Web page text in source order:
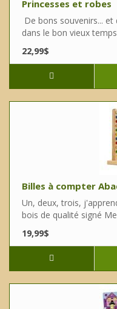
Princesses et robes
De bons souvenirs... et
dans le bon vieux
22,99$
Billes à compter
Un, deux, trois,
bois de qualité signé
19,99$